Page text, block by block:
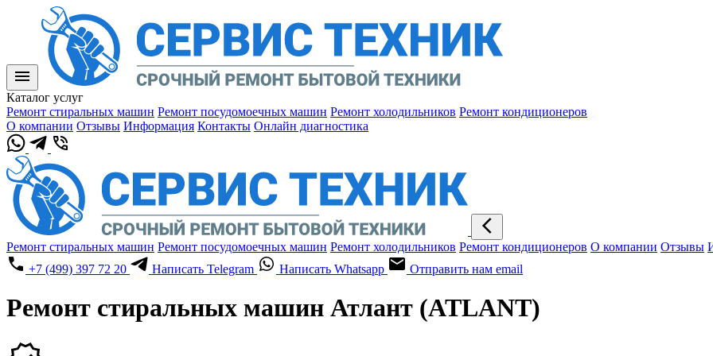
Каталог услуг
Ремонт стиральных машин Ремонт посудомоечных машин Ремонт холодильников Ремонт кондиционеров
О компании Отзывы Информация Контакты Онлайн диагностика
Ремонт стиральных машин Ремонт посудомоечных машин Ремонт холодильников Ремонт кондиционеров О компании Отзывы
+7 (499) 397 72 20
Написать Telegram Написать Whatsapp Отправить нам email
Ремонт стиральных машин Атлант (ATLANT)